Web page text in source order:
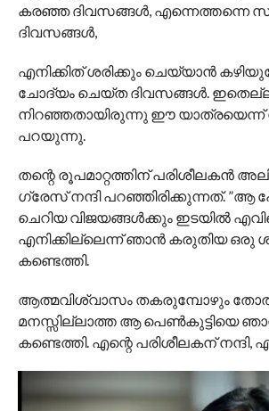
കരഞ്ഞ ദിവസങ്ങൾ, എന്നെത്തന്നെ
ദിവസങ്ങൾ,
എനിക്കിത് ശരിക്കും ചെയ്യാൻ
ചോദ്യം ചെയ്ത ദിവസങ്ങൾ.
നിറഞ്ഞതായിരുന്നു ഈ
പറയുന്നു.
തന്റെ രൂപമാറ്റത്തിന് പരിശീലകൻ
ഗ്രേസ് നന്ദി പറഞ്ഞിരിക്കുന്നത്. ”ആ
ചെറിയ വിജയങ്ങൾക്കും ഇടയിൽ
എനിക്കില്ലെന്ന് ഞാൻ കരുതിയ ഒരു
കണ്ടെത്തി.
ആത്മവിശ്വാസം തകരുമ്പോഴും
മനസ്സില്ലാത്ത ആ പെൺകുട്ടിയെ
കണ്ടെത്തി. എന്റെ പരിശീലകന് നന്ദി,